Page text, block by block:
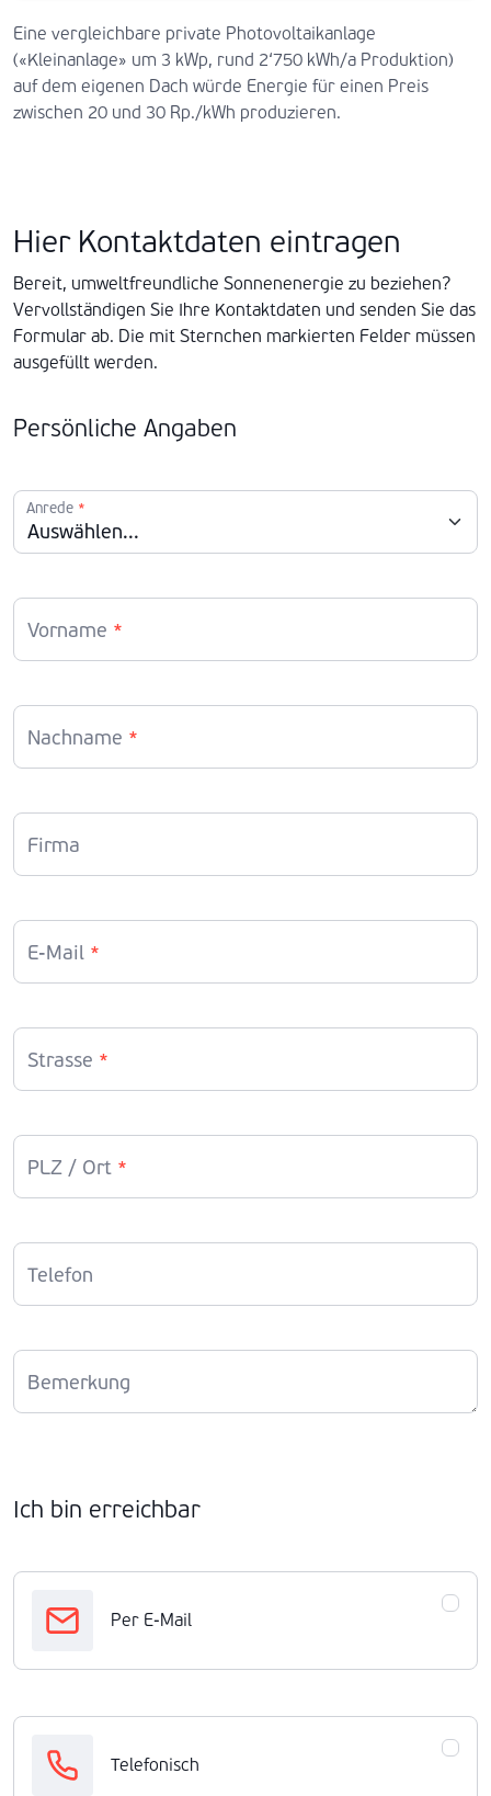
Eine vergleichbare private Photovoltaikanlage
(«Kleinanlage» um 3 kWp, rund 2‘750 kWh/a Produktion)
auf dem eigenen Dach würde Energie für einen Preis
zwischen 20 und 30 Rp./kWh produzieren.
Hier Kontaktdaten eintragen
Bereit, umweltfreundliche Sonnenenergie zu beziehen?
Vervollständigen Sie Ihre Kontaktdaten und senden Sie das
Formular ab. Die mit Sternchen markierten Felder müssen
ausgefüllt werden.
Persönliche Angaben
Anrede *
Vorname *
Nachname *
Firma
E-Mail *
Strasse *
PLZ / Ort *
Telefon
Bemerkung
Ich bin erreichbar
Per E-Mail
Telefonisch